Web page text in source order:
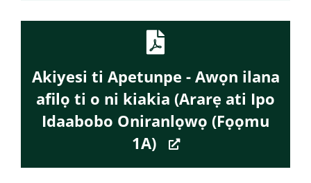
Akiyesi ti Apetunpe - Awọn ilana
afilọ ti o ni kiakia (Ararẹ ati Ipo
Idaabobo Oniranlọwọ (Fọọmu
1A)